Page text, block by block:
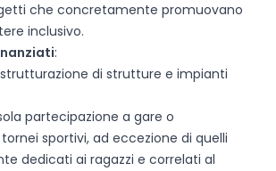
che concretamente promuovano
inclusivo.
:
di strutture e impianti
partecipazione a gare o
sportivi, ad eccezione di quelli
dedicati ai ragazzi e correlati al